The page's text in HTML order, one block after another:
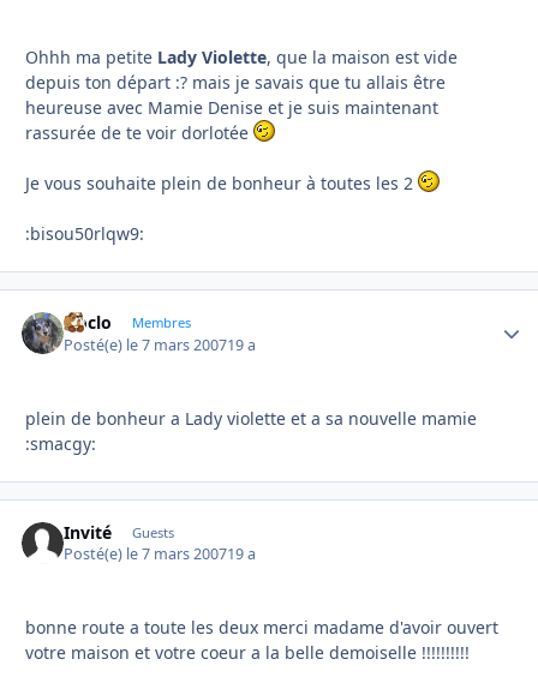
Ohhh ma petite Lady Violette, que la maison est vide
depuis ton départ :? mais je savais que tu allais être
heureuse avec Mamie Denise et je suis maintenant
rassurée de te voir dorlotée
Je vous souhaite plein de bonheur à toutes les 2
:bisou50rlqw9:
cloclo Membres
Posté(e) le 7 mars 200719 a
plein de bonheur a Lady violette et a sa nouvelle mamie
:smacgy:
Invité Guests
Posté(e) le 7 mars 200719 a
bonne route a toute les deux merci madame d'avoir ouvert
votre maison et votre coeur a la belle demoiselle !!!!!!!!!!